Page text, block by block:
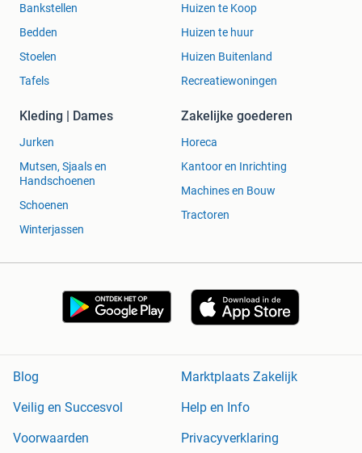
Bankstellen
Bedden
Stoelen
Tafels
Huizen te Koop
Huizen te huur
Huizen Buitenland
Recreatiewoningen
Kleding | Dames
Jurken
Mutsen, Sjaals en
Handschoenen
Schoenen
Winterjassen
Zakelijke goederen
Horeca
Kantoor en Inrichting
Machines en Bouw
Tractoren
Blog
Marktplaats Zakelijk
Veilig en Succesvol
Help en Info
Voorwaarden
Privacyverklaring